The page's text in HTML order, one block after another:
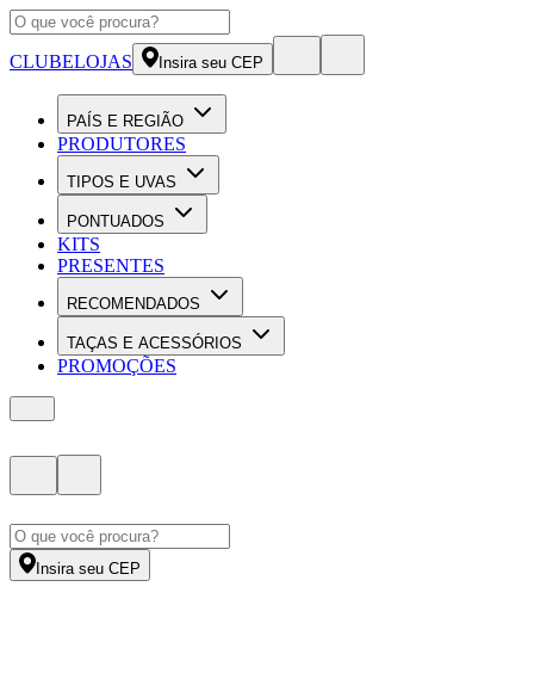
CLUBELOJAS Insira seu CEP
PAÍS E REGIÃO
PRODUTORES
TIPOS E UVAS
PONTUADOS
KITS
PRESENTES
RECOMENDADOS
TAÇAS E ACESSÓRIOS
PROMOÇÕES
Insira seu CEP